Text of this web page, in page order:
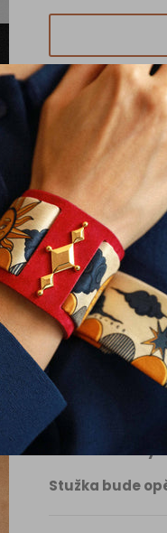
Popis
100% Hedvábný
jedinečným
zvěrokruhu.
Inspirace
znamení –
stylem, který
designů.
Přinášíme
nadčasového
náramekkaždý
Stužka bude